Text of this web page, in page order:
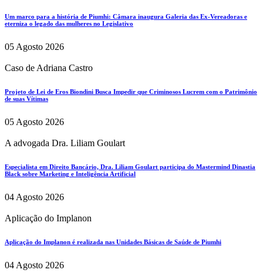
Um marco para a história de Piumhi: Câmara inaugura Galeria das Ex-Vereadoras e
eterniza o legado das mulheres no Legislativo
05 Agosto 2026
Caso de Adriana Castro
Projeto de Lei de Eros Biondini Busca Impedir que Criminosos Lucrem com o Patrimônio
de suas Vítimas
05 Agosto 2026
A advogada Dra. Liliam Goulart
Especialista em Direito Bancário, Dra. Liliam Goulart participa do Mastermind Dinastia
Black sobre Marketing e Inteligência Artificial
04 Agosto 2026
Aplicação do Implanon
Aplicação do Implanon é realizada nas Unidades Básicas de Saúde de Piumhi
04 Agosto 2026